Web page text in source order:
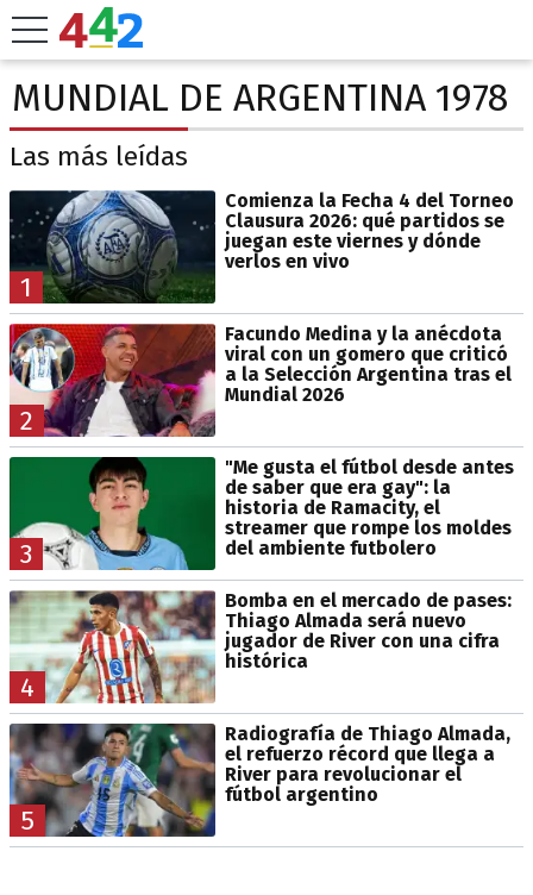
MUNDIAL DE ARGENTINA 1978
Las más leídas
1
Comienza la Fecha 4 del Torneo
Clausura 2026: qué partidos se
juegan este viernes y dónde
verlos en vivo
2
Facundo Medina y la anécdota
viral con un gomero que criticó
a la Selección Argentina tras el
Mundial 2026
3
"Me gusta el fútbol desde antes
de saber que era gay": la
historia de Ramacity, el
streamer que rompe los moldes
del ambiente futbolero
4
Bomba en el mercado de pases:
Thiago Almada será nuevo
jugador de River con una cifra
histórica
5
Radiografía de Thiago Almada,
el refuerzo récord que llega a
River para revolucionar el
fútbol argentino